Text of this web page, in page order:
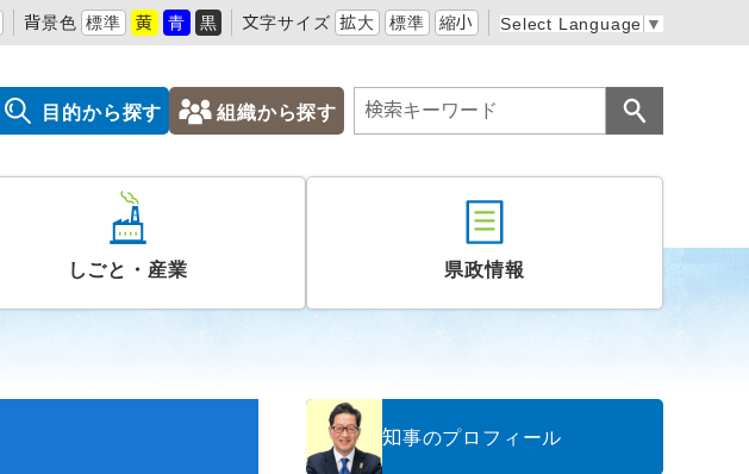
背景色 標準 黄 青 黒 文字サイズ 拡大 標準 縮小 Select Language ▼
目的から探す 組織から探す
しごと・産業 県政情報
知事のプロフィール